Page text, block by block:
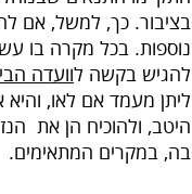
בציבור. כך, למשל, אם
נוספות. בכל מקרה בו
להגיש בקשה לוועדה
ליתן מעמד אם לאו,
היטב, ולהוכיח הן את
בה, במקרים המתאימים.